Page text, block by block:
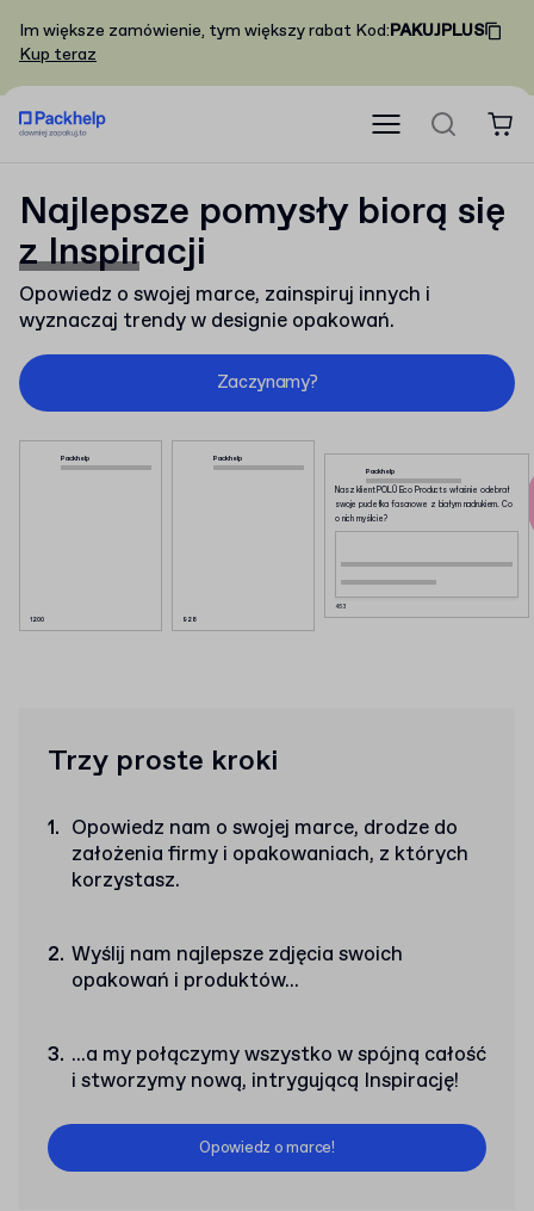
Im większe zamówienie, tym większy rabat Kod:PAKUJPLUS
Kup teraz
Najlepsze pomysły biorą się
z Inspiracji
Opowiedz o swojej marce, zainspiruj innych i
wyznaczaj trendy w designie opakowań.
Zaczynamy?
Packhelp
1200
Packhelp
928
Packhelp
Nasz klient POLŪ Eco Products właśnie odebrał
swoje pudełka fasonowe z białym nadrukiem. Co
o nich myślicie?
453
Trzy proste kroki
Opowiedz nam o swojej marce, drodze do
założenia firmy i opakowaniach, z których
korzystasz.
Wyślij nam najlepsze zdjęcia swoich
opakowań i produktów...
...a my połączymy wszystko w spójną całość
i stworzymy nową, intrygującą Inspirację!
Opowiedz o marce!